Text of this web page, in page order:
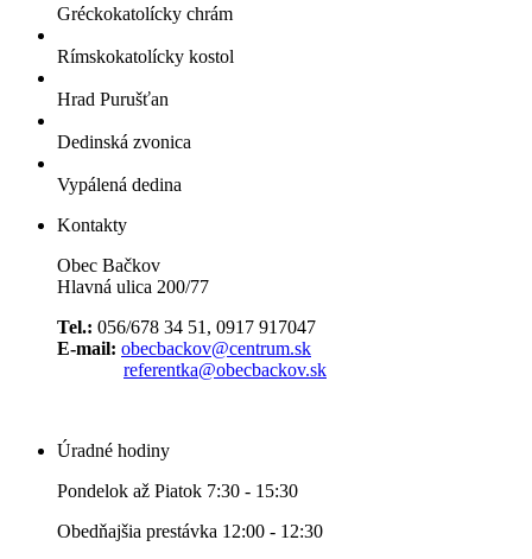
Gréckokatolícky chrám
Rímskokatolícky kostol
Hrad Purušťan
Dedinská zvonica
Vypálená dedina
Kontakty
Obec Bačkov
Hlavná ulica 200/77
Tel.: 056/678 34 51, 0917 917047
E-mail: obecbackov@centrum.sk
referentka@obecbackov.sk
Úradné hodiny
Pondelok až Piatok 7:30 - 15:30
Obedňajšia prestávka 12:00 - 12:30